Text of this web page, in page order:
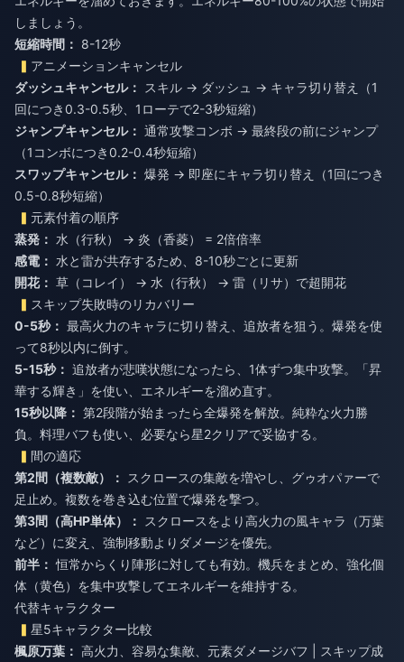
しましょう。
短縮時間： 8-12秒
アニメーションキャンセル
ダッシュキャンセル：
スキル → ダッシュ → キャラ切り替え（1
回につき0.3-0.5秒、1ローテで2-3秒短縮）
ジャンプキャンセル： 通常攻撃コンボ → 最終段の前にジャンプ
（1コンボにつき0.2-0.4秒短縮）
スワップキャンセル： 爆発 → 即座にキャラ切り替え（1回につき
0.5-0.8秒短縮）
元素付着の順序
蒸発： 水（行秋） → 炎（香菱） = 2倍倍率
感電： 水と雷が共存するため、8-10秒ごとに更新
開花： 草（コレイ） → 水（行秋） → 雷（リサ）で超開花
スキップ失敗時のリカバリー
0-5秒： 最高火力のキャラに切り替え、追放者を狙う。爆発を使
って8秒以内に倒す。
5-15秒： 追放者が悲嘆状態になったら、1体ずつ集中攻撃。「昇
華する輝き」を使い、エネルギーを溜め直す。
15秒以降： 第2段階が始まったら全爆発を解放。純粋な火力勝
負。料理バフも使い、必要なら星2クリアで妥協する。
間の適応
第2間（複数敵）：
スクロースの集敵を増やし、グゥオパァーで
足止め。複数を巻き込む位置で爆発を撃つ。
第3間（高HP単体）：
スクロースをより高火力の風キャラ（万葉
など）に変え、強制移動よりダメージを優先。
前半： 恒常からくり陣形に対しても有効。機兵をまとめ、強化個
体（黄色）を集中攻撃してエネルギーを維持する。
代替キャラクター
星5キャラクター比較
楓原万葉： 高火力、容易な集敵、元素ダメージバフ | スキップ成